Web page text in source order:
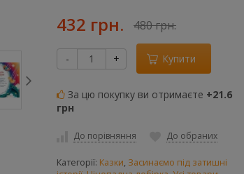
432 грн. 480 грн.
- + Купити
За цю покупку ви отримаєте +21.6
грн
До порівняння До обраних
Категорії: Казки, Засинаємо під затишні